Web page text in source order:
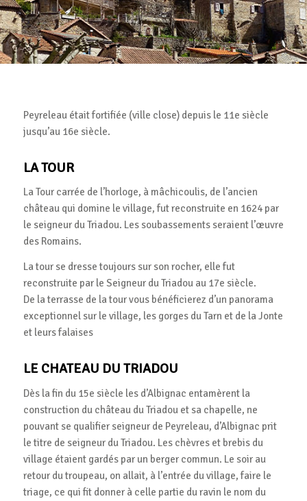
Peyreleau était fortifiée (ville close) depuis le 11e siècle
jusqu’au 16e siècle.
LA TOUR
La Tour carrée de l’horloge, à mâchicoulis, de l’ancien
château qui domine le village, fut reconstruite en 1624 par
le seigneur du Triadou. Les soubassements seraient l’œuvre
des Romains.
La tour se dresse toujours sur son rocher, elle fut
reconstruite par le Seigneur du Triadou au 17e siècle.
De la terrasse de la tour vous bénéficierez d’un panorama
exceptionnel sur le village, les gorges du Tarn et de la Jonte
et leurs falaises
LE CHATEAU DU TRIADOU
Dès la fin du 15e siècle les d’Albignac entamèrent la
construction du château du Triadou et sa chapelle, ne
pouvant se qualifier seigneur de Peyreleau, d’Albignac prit
le titre de seigneur du Triadou. Les chèvres et brebis du
village étaient gardés par un berger commun. Le soir au
retour du troupeau, on allait, à l’entrée du village, faire le
triage, ce qui fit donner à celle partie du ravin le nom du